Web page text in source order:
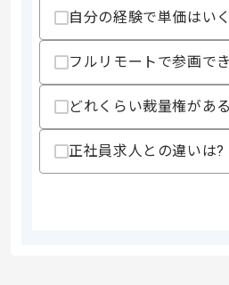
スキル
求めるス
ー組込
ー
歓迎スキル
・
・Gitを用
自分の経験で単価はい
フルリモートで参画で
どれくらい裁量権があ
正社員求人との違いは?